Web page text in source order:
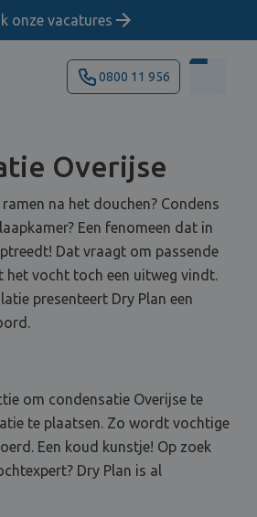
onze vacatures
0800 11 956
Overijse
na het douchen? Condens
Een fenomeen dat in
Dat vraagt om passende
het vocht toch een uitweg vindt.
presenteert Dry Plan een
om condensatie Overijse te
te plaatsen. Zo wordt vochtige
Een koud kunstje! Op zoek
Dry Plan is al